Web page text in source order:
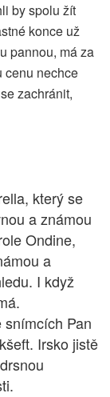
by spolu žít
konce už
pannou, má za
cenu nechce
zachránit,
který se
a známou
Ondine,
a
I když
Pan
Irsko jistě